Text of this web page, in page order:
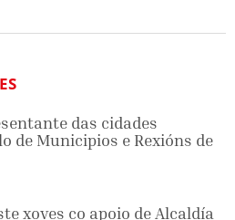
das cidades
de Municipios e Rexións de
xoves co apoio de Alcaldía